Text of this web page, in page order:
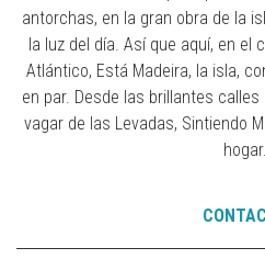
antorchas, en la gran obra de la
la luz del día. Así que aquí, en el
Atlántico, Está Madeira, la isla,
en par. Desde las brillantes
vagar de las Levadas, Sintiendo
hogar.